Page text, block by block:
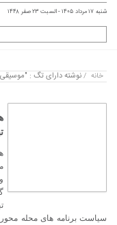
شنبه ۱۷ مرداد ۱۴۰۵ - السبت ۲۳ صفر ۱۴۴۸
خانه /نوشته دارای تگ : "موسیقی
و
سیاست برنامه های محله محور